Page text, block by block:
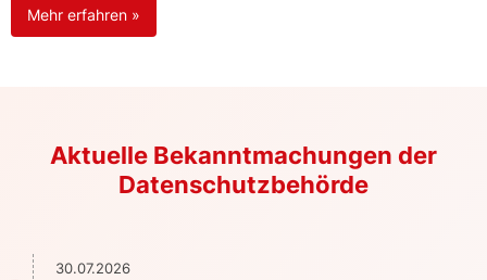
Mehr erfahren »
Aktuelle Bekanntmachungen der
Datenschutzbehörde
30.07.2026